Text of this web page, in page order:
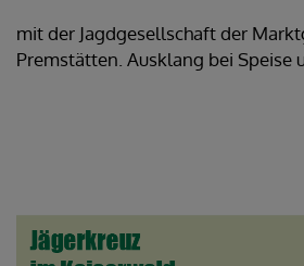
mit der Jagdgesellschaft der
Premstätten. Ausklang bei Speise